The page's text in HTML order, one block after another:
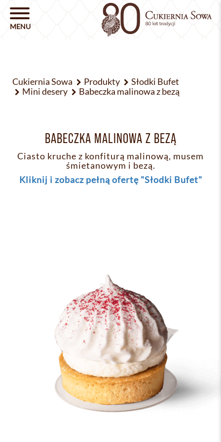
Cukiernia Sowa Produkty
Słodki Bufet
Mini desery
Babeczka malinowa z bezą
BABECZKA MALINOWA Z BEZĄ
Ciasto kruche z konfiturą malinową, musem
śmietanowym i bezą.
Kliknij i zobacz pełną ofertę "Słodki Bufet"